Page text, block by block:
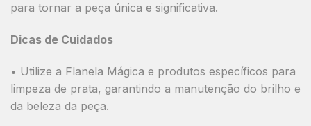
para tornar a peça única e significativa.
Dicas de Cuidados
• Utilize a Flanela Mágica e produtos específicos para
limpeza de prata, garantindo a manutenção do brilho e
da beleza da peça.